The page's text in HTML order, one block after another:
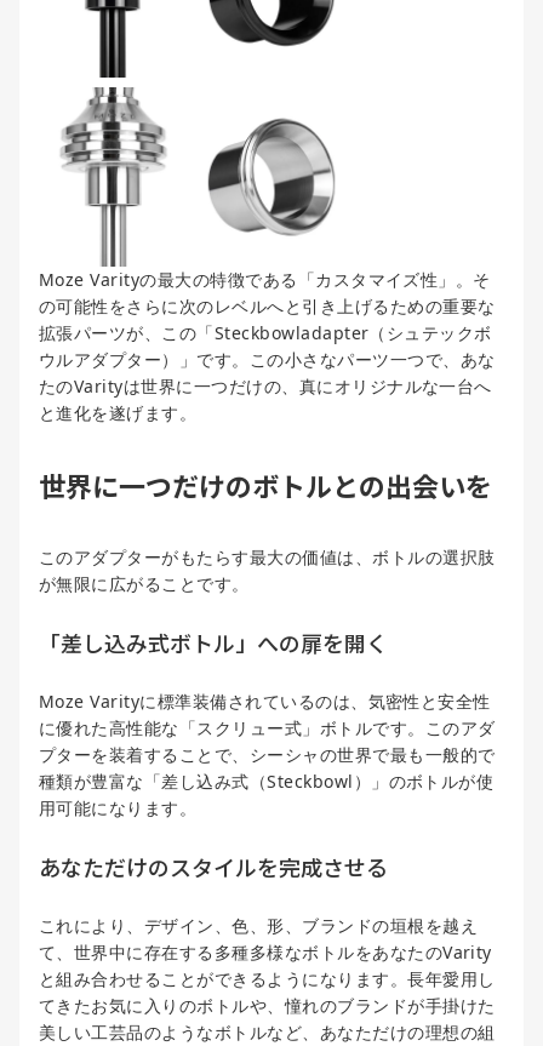
Moze Varityの最大の特徴である「カスタマイズ性」。そ
の可能性をさらに次のレベルへと引き上げるための重要な
拡張パーツが、この「Steckbowladapter（シュテックボ
ウルアダプター）」です。この小さなパーツ一つで、あな
たのVarityは世界に一つだけの、真にオリジナルな一台へ
と進化を遂げます。
世界に一つだけのボトルとの出会いを
このアダプターがもたらす最大の価値は、ボトルの選択肢
が無限に広がることです。
「差し込み式ボトル」への扉を開く
Moze Varityに標準装備されているのは、気密性と安全性
に優れた高性能な「スクリュー式」ボトルです。このアダ
プターを装着することで、シーシャの世界で最も一般的で
種類が豊富な「差し込み式（Steckbowl）」のボトルが使
用可能になります。
あなただけのスタイルを完成させる
これにより、デザイン、色、形、ブランドの垣根を越え
て、世界中に存在する多種多様なボトルをあなたのVarity
と組み合わせることができるようになります。長年愛用し
てきたお気に入りのボトルや、憧れのブランドが手掛けた
美しい工芸品のようなボトルなど、あなただけの理想の組